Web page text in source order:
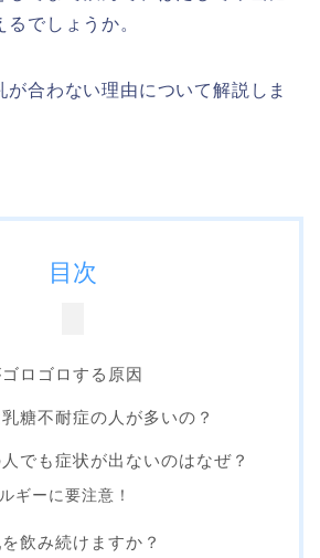
るでしょうか。
が合わない理由について解説しま
目次
ロゴロする原因
糖不耐症の人が多いの？
でも症状が出ないのはなぜ？
ギーに要注意！
飲み続けますか？